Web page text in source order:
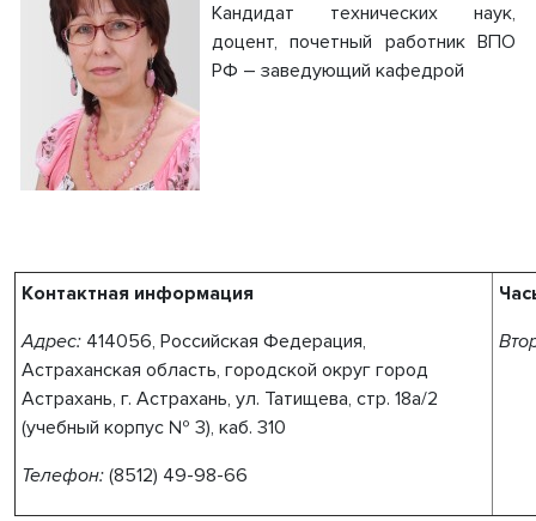
Кандидат технических наук,
доцент, почетный работник ВПО
РФ – заведующий кафедрой
Контактная информация
Адрес: 414056, Российская Федерация,
Астраханская область, городской округ город
Астрахань, г. Астрахань, ул. Татищева, стр. 18а/2
(учебный корпус № 3), каб. 310
Телефон: (8512) 49-98-66